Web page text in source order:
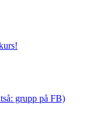
grupp på FB)